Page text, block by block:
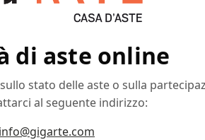
di aste online
stato delle aste o sulla
al seguente indirizzo:
info@gigarte.com